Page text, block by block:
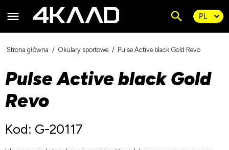
Strona główna Okulary sportowe Pulse Active black Gold Revo
Pulse Active black Gold
Revo
Kod: G-20117